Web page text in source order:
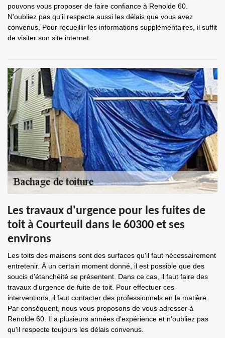
pouvons vous proposer de faire confiance à Renolde 60.
N'oubliez pas qu'il respecte aussi les délais que vous avez
convenus. Pour recueillir les informations supplémentaires, il suffit
de visiter son site internet.
Les travaux d'urgence pour les fuites de
toit à Courteuil dans le 60300 et ses
environs
Les toits des maisons sont des surfaces qu'il faut nécessairement
entretenir. À un certain moment donné, il est possible que des
soucis d'étanchéité se présentent. Dans ce cas, il faut faire des
travaux d'urgence de fuite de toit. Pour effectuer ces
interventions, il faut contacter des professionnels en la matière.
Par conséquent, nous vous proposons de vous adresser à
Renolde 60. Il a plusieurs années d'expérience et n'oubliez pas
qu'il respecte toujours les délais convenus.